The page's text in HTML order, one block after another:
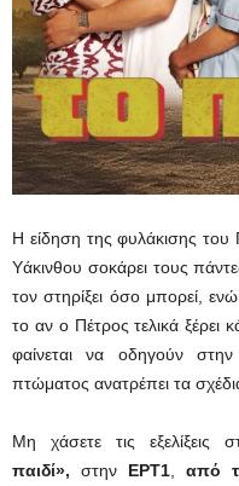
Η είδηση της φυλάκισης
Υάκινθου σοκάρει τους
τον στηρίξει όσο μπορεί,
το αν ο Πέτρος τελικά ξέρει
φαίνεται να οδηγούν
πτώματος ανατρέπει τα
Μη χάσετε τις εξελίξεις
παιδί», στην ΕΡΤ1 από